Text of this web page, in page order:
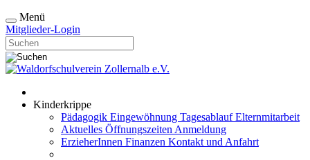
Menü
Mitglieder-Login
Kinderkrippe
Pädagogik Eingewöhnung TagesablaufElternmitarbeit
Aktuelles Öffnungszeiten Anmeldung
ErzieherInnen Finanzen Kontakt und Anfahrt